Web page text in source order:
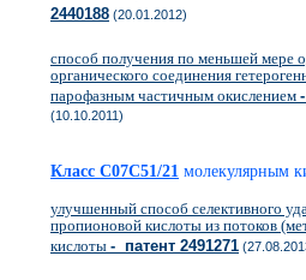
2440188 (20.01.2012)
способ получения по меньшей мере
органического соединения
парофазным частичным окислением
(10.10.2011)
Класс C07C51/21 молекулярным
улучшенный способ селективного
пропионовой кислоты из потоков
кислоты - патент 2491271